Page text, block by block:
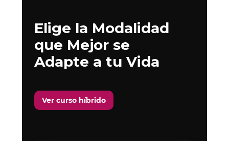
Elige la Modalidad
que Mejor se
Adapte a tu Vida
Ver curso híbrido